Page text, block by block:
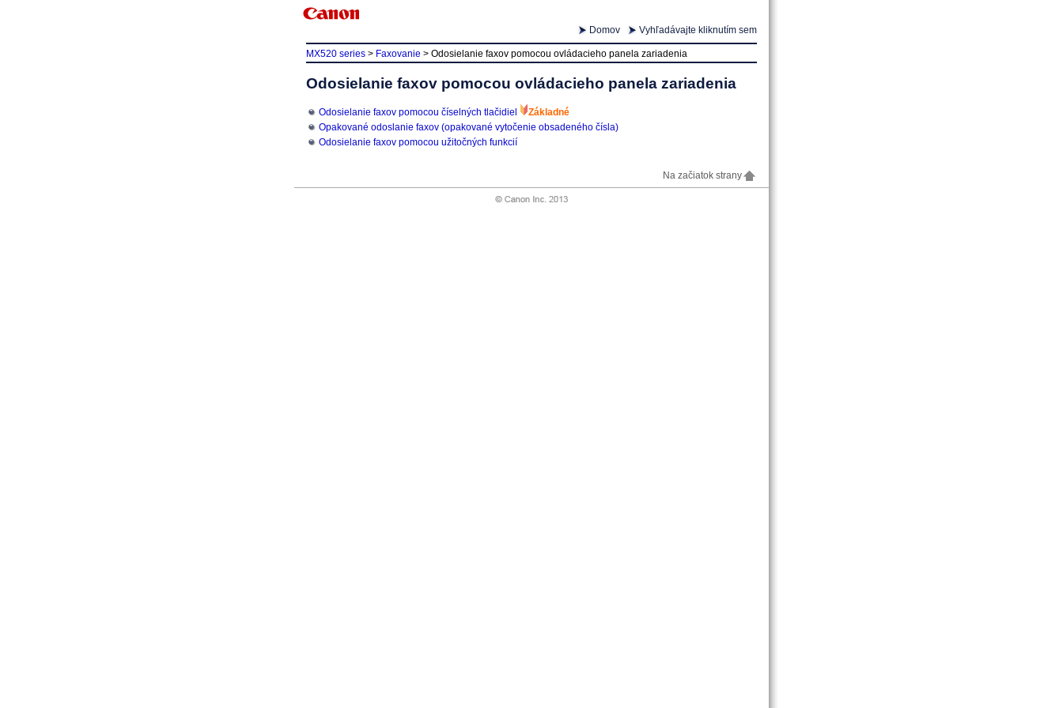
Domov Vyhľadávajte kliknutím sem
MX520 series > Faxovanie > Odosielanie faxov pomocou ovládacieho panela zariadenia
Odosielanie faxov pomocou ovládacieho panela zariadenia
Odosielanie faxov pomocou číselných tlačidiel
Základné
Opakované odoslanie faxov (opakované vytočenie obsadeného čísla)
Odosielanie faxov pomocou užitočných funkcií
Na začiatok strany